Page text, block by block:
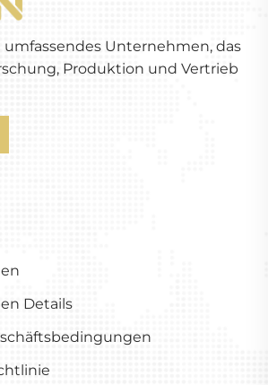
umfassendes Unternehmen, das
Produktion und Vertrieb
Details